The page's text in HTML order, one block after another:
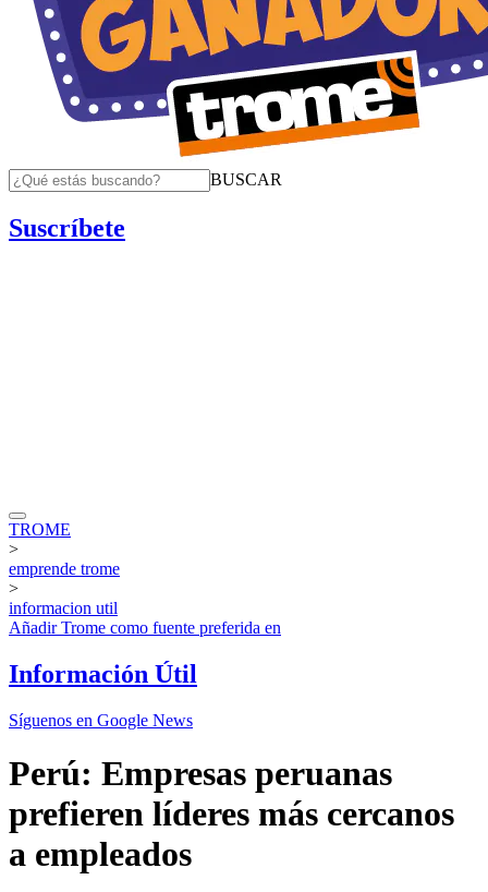
BUSCAR
Suscríbete
TROME
>
emprende trome
>
informacion util
AñadirTrome como fuente preferida en
Información Útil
Síguenos en Google News
Perú: Empresas peruanas
prefieren líderes más cercanos
a empleados